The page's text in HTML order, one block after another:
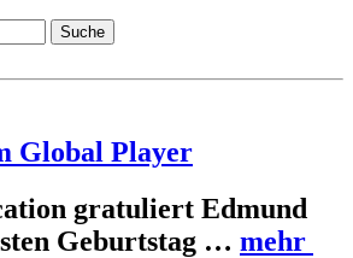
Suche
Global Player
gratuliert Edmund
Geburtstag … mehr